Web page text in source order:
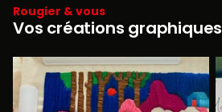
Rougier & vous
Vos créations graphiques